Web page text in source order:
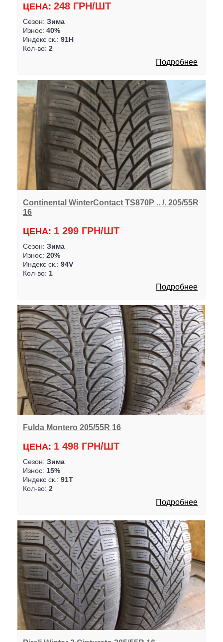
ЦЕНА: 248 ГРН/ШТ
Сезон: Зима
Износ: 40%
Индекс ск.: 91H
Кол-во: 2
Подробнее
Continental WinterContact TS870P .. /. 205/55R
16
ЦЕНА: 1 299 ГРН/ШТ
Сезон: Зима
Износ: 20%
Индекс ск.: 94V
Кол-во: 1
Подробнее
Fulda Montero 205/55R 16
ЦЕНА: 1 498 ГРН/ШТ
Сезон: Зима
Износ: 15%
Индекс ск.: 91T
Кол-во: 2
Подробнее